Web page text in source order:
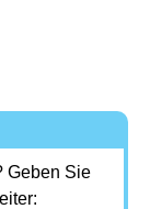
Geben Sie